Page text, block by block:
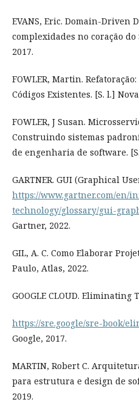
EVANS, Eric. Domain-Driven
complexidades no coração do
2017.
FOWLER, Martin.
Códigos Existentes. [S. l.]
FOWLER, J Susan.
Construindo sistemas
de engenharia de software.
GARTNER. GUI (Graphical
https://www.gartner.com/en/
technology/glossary/gui-
Gartner, 2022.
GIL, A. C. Como Elaborar
Paulo, Atlas, 2022.
GOOGLE CLOUD. Eliminating
https://sre.google/sre-book/
Google, 2017.
MARTIN, Robert C.
para estrutura e design de
2019.